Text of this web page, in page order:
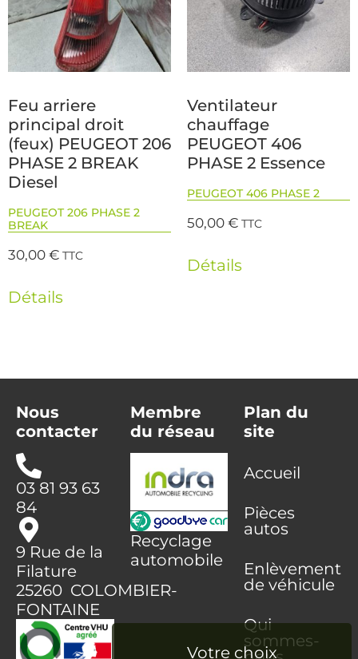
Feu arriere
principal droit
(feux) PEUGEOT 206
PHASE 2 BREAK
Diesel
PEUGEOT 206 PHASE 2
BREAK
30,00€ TTC
Détails
Ventilateur
chauffage
PEUGEOT 406
PHASE 2 Essence
PEUGEOT 406 PHASE 2
50,00€ TTC
Détails
Nous
contacter
03 81 93 63
84
9 Rue de la
Filature
25260 COLOMBIER-
FONTAINE
Membre
du réseau
Recyclage
automobile
Plan du
site
Accueil
Pièces
autos
Enlèvement
de véhicule
Qui
sommes-